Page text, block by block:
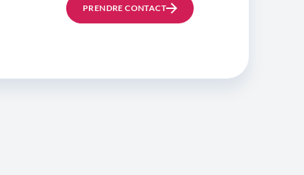
PRENDRE CONTACT